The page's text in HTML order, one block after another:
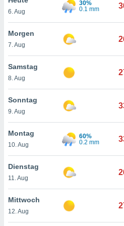
oder
Partner
es uns
das
der
Profil zu
Ihnen
finden
. Sie
jederzeit
Rand
6. Aug
30%
0.1 mm
Morgen
7. Aug
Samstag
8. Aug
Sonntag
9. Aug
Montag
10. Aug
60%
0.2 mm
Dienstag
11. Aug
Mittwoch
12. Aug